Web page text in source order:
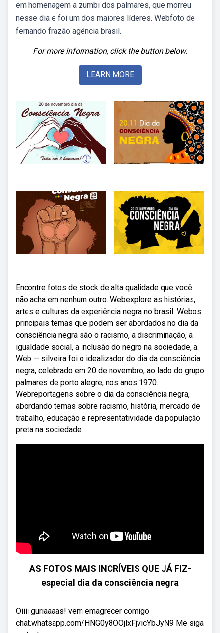
em homenagem a zumbi dos palmares, que morreu
nesse dia e foi um dos maiores líderes. Webfoto de
fernando frazão agência brasil.
For more information, click the button below.
LEARN MORE
Encontre fotos de stock de alta qualidade que você
não acha em nenhum outro. Webexplore as histórias,
artes e culturas da experiência negra no brasil. Webos
principais temas que podem ser abordados no dia da
consciência negra são o racismo, a discriminação, a
igualdade social, a inclusão do negro na sociedade, a.
Web — silveira foi o idealizador do dia da consciência
negra, celebrado em 20 de novembro, ao lado do grupo
palmares de porto alegre, nos anos 1970.
Webreportagens sobre o dia da consciência negra,
abordando temas sobre racismo, história, mercado de
trabalho, educação e representatividade da população
preta na sociedade.
AS FOTOS MAIS INCRÍVEIS QUE JÁ FIZ-
especial dia da consciência negra
Oiiii guriaaaas! vem emagrecer comigo
chat.whatsapp.com/HNG0y8OOjlxFjvicYbJyN9 Me siga